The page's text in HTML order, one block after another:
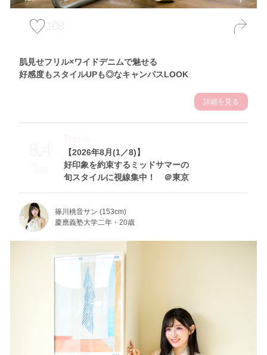
108
肌見せフリル×ワイドデニムで魅せる
好感度もスタイルUPも◎なキャンパスLOOK
詳細を見る
8.4
Tue
【2026年8月(1／8)】
好印象を約束するミッドサマーの
旬スタイルに視線集中！ ＠東京
Theme
篠川桃音サン (153cm)
慶應義塾大学二年・20歳